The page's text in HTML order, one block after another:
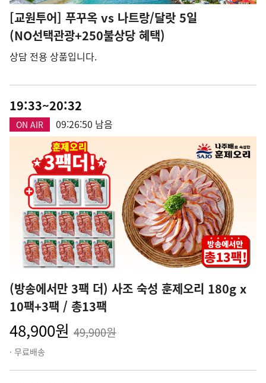
[교원투어] 푸꾸옥 vs 나트랑/달랏 5일
(NO선택관광+250불상당 혜택)
상담 전용 상품입니다.
19:33~20:32
ON AIR 09:26:49 남음
(방송에서만 3팩 더) 사조 숙성 훈제오리 180g x
10팩+3팩 / 총13팩
48,900원 49,900원
· 무료배송